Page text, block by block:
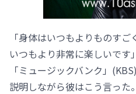
「身体はいつもよりものす
いつもより非常に楽しいです」
「ミュージックバンク」
説明しながら彼はこう言った